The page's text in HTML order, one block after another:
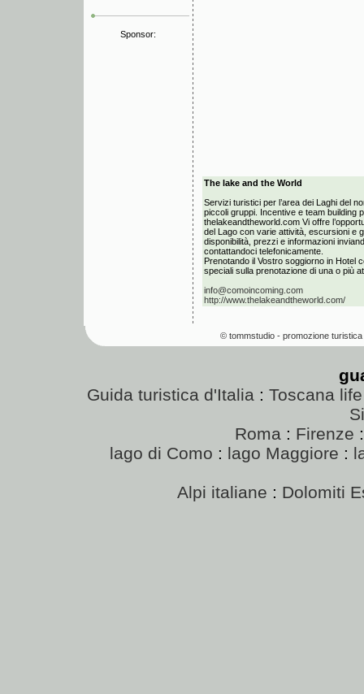
Sponsor:
The lake and the World
Servizi turistici per l’area dei Laghi del
piccoli gruppi. Incentive e team building
thelakeandtheworld.com Vi offre
del Lago con varie attività, escursioni e
disponibilità, prezzi e informazioni
contattandoci telefonicamente.
Prenotando il Vostro soggiorno in Hotel
speciali sulla prenotazione di una o più
info@comoincoming.com
http://www.thelakeandtheworld.com/
© tommstudio - promozione turistica
Guida turistica d'Italia : Toscana
Roma: Firenze
lago di Como : lago Maggiore :
Alpi italiane : Dolomiti